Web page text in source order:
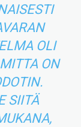
OLI
ON
SIITÄ